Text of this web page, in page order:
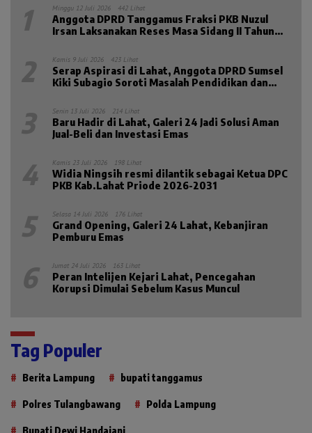
1 Minggu 12 Juli 2026 442 Lihat
Anggota DPRD Tanggamus Fraksi PKB Nuzul
Irsan Laksanakan Reses Masa Sidang II Tahun
2 Kamis 9 Juli 2026 423 Lihat
Serap Aspirasi di Lahat, Anggota DPRD Sumsel
Kiki Subagio Soroti Masalah Pendidikan dan
3 Senin 13 Juli 2026 214 Lihat
Baru Hadir di Lahat, Galeri 24 Jadi Solusi Aman
Jual-Beli dan Investasi Emas
4 Kamis 23 Juli 2026 198 Lihat
Widia Ningsih resmi dilantik sebagai Ketua DPC
PKB Kab.Lahat Priode 2026-2031
5 Selasa 14 Juli 2026 176 Lihat
Grand Opening, Galeri 24 Lahat, Kebanjiran
Pemburu Emas
6 Jumat 24 Juli 2026 163 Lihat
Peran Intelijen Kejari Lahat, Pencegahan
Korupsi Dimulai Sebelum Kasus Muncul
Tag Populer
Berita Lampung bupati tanggamus
Polres Tulangbawang Polda Lampung
Bupati Dewi Handajani